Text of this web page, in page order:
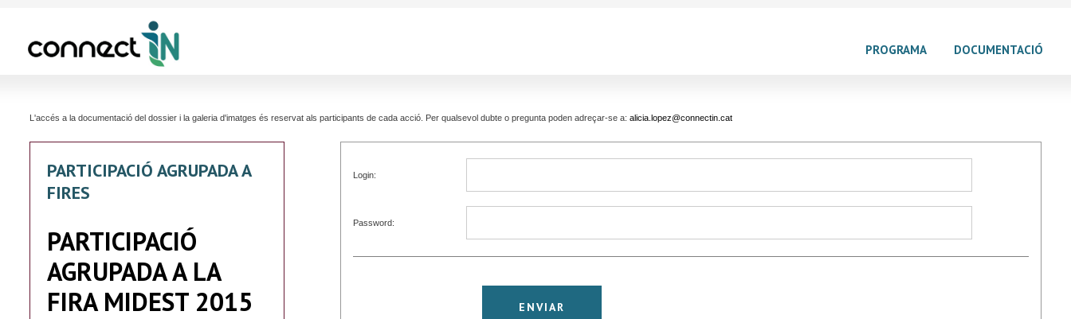
PROGRAMA DOCUMENTACIÓ
L'accés a la documentació del dossier i la galeria d'imatges és reservat als participants de cada acció. Per qualsevol dubte o pregunta poden adreçar-se a: alicia.lopez@connectin.cat
PARTICIPACIÓ AGRUPADA A
FIRES
PARTICIPACIÓ
AGRUPADA A LA
FIRA MIDEST 2015
Login:
Password: